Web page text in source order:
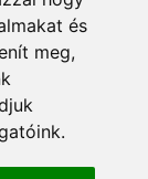
és
meg,